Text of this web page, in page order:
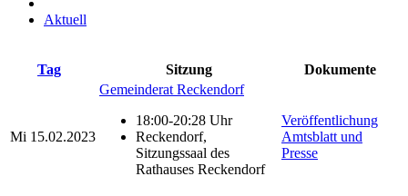
Aktuell
Tag Sitzung Dokumente
Mi 15.02.2023
Gemeinderat Reckendorf
18:00-20:28 Uhr
Reckendorf,
Sitzungssaal des
Rathauses Reckendorf
Veröffentlichung
Amtsblatt und
Presse